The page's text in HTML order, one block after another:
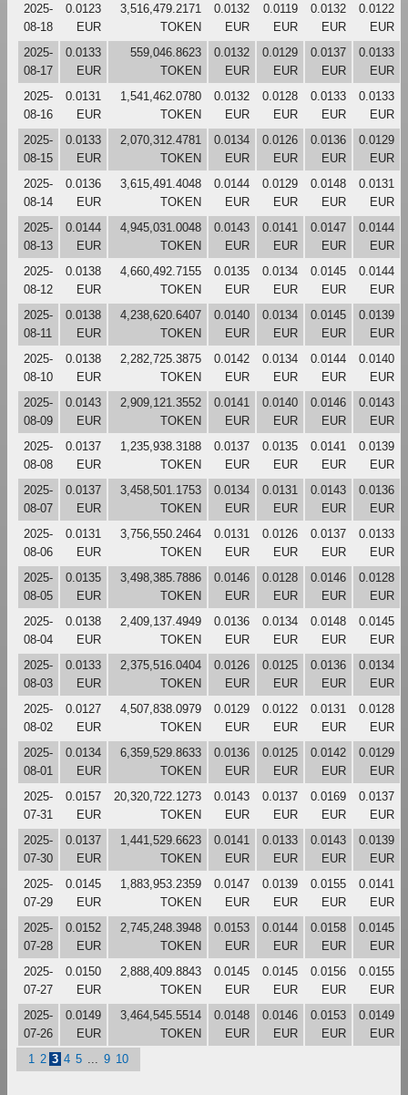
2025-
08-18
0.0123
EUR
3,516,479.2171
TOKEN
0.0132
EUR
0.0119
EUR
0.0132
EUR
0.0122
EUR
2025-
08-17
0.0133
EUR
559,046.8623
TOKEN
0.0132
EUR
0.0129
EUR
0.0137
EUR
0.0133
EUR
2025-
08-16
0.0131
EUR
1,541,462.0780
TOKEN
0.0132
EUR
0.0128
EUR
0.0133
EUR
0.0133
EUR
2025-
08-15
0.0133
EUR
2,070,312.4781
TOKEN
0.0134
EUR
0.0126
EUR
0.0136
EUR
0.0129
EUR
2025-
08-14
0.0136
EUR
3,615,491.4048
TOKEN
0.0144
EUR
0.0129
EUR
0.0148
EUR
0.0131
EUR
2025-
08-13
0.0144
EUR
4,945,031.0048
TOKEN
0.0143
EUR
0.0141
EUR
0.0147
EUR
0.0144
EUR
2025-
08-12
0.0138
EUR
4,660,492.7155
TOKEN
0.0135
EUR
0.0134
EUR
0.0145
EUR
0.0144
EUR
2025-
08-11
0.0138
EUR
4,238,620.6407
TOKEN
0.0140
EUR
0.0134
EUR
0.0145
EUR
0.0139
EUR
2025-
08-10
0.0138
EUR
2,282,725.3875
TOKEN
0.0142
EUR
0.0134
EUR
0.0144
EUR
0.0140
EUR
2025-
08-09
0.0143
EUR
2,909,121.3552
TOKEN
0.0141
EUR
0.0140
EUR
0.0146
EUR
0.0143
EUR
2025-
08-08
0.0137
EUR
1,235,938.3188
TOKEN
0.0137
EUR
0.0135
EUR
0.0141
EUR
0.0139
EUR
2025-
08-07
0.0137
EUR
3,458,501.1753
TOKEN
0.0134
EUR
0.0131
EUR
0.0143
EUR
0.0136
EUR
2025-
08-06
0.0131
EUR
3,756,550.2464
TOKEN
0.0131
EUR
0.0126
EUR
0.0137
EUR
0.0133
EUR
2025-
08-05
0.0135
EUR
3,498,385.7886
TOKEN
0.0146
EUR
0.0128
EUR
0.0146
EUR
0.0128
EUR
2025-
08-04
0.0138
EUR
2,409,137.4949
TOKEN
0.0136
EUR
0.0134
EUR
0.0148
EUR
0.0145
EUR
2025-
08-03
0.0133
EUR
2,375,516.0404
TOKEN
0.0126
EUR
0.0125
EUR
0.0136
EUR
0.0134
EUR
2025-
08-02
0.0127
EUR
4,507,838.0979
TOKEN
0.0129
EUR
0.0122
EUR
0.0131
EUR
0.0128
EUR
2025-
08-01
0.0134
EUR
6,359,529.8633
TOKEN
0.0136
EUR
0.0125
EUR
0.0142
EUR
0.0129
EUR
2025-
07-31
0.0157
EUR
20,320,722.1273
TOKEN
0.0143
EUR
0.0137
EUR
0.0169
EUR
0.0137
EUR
2025-
07-30
0.0137
EUR
1,441,529.6623
TOKEN
0.0141
EUR
0.0133
EUR
0.0143
EUR
0.0139
EUR
2025-
07-29
0.0145
EUR
1,883,953.2359
TOKEN
0.0147
EUR
0.0139
EUR
0.0155
EUR
0.0141
EUR
2025-
07-28
0.0152
EUR
2,745,248.3948
TOKEN
0.0153
EUR
0.0144
EUR
0.0158
EUR
0.0145
EUR
2025-
07-27
0.0150
EUR
2,888,409.8843
TOKEN
0.0145
EUR
0.0145
EUR
0.0156
EUR
0.0155
EUR
2025-
07-26
0.0149
EUR
3,464,545.5514
TOKEN
0.0148
EUR
0.0146
EUR
0.0153
EUR
0.0149
EUR
1
2 3 4 5 9 10